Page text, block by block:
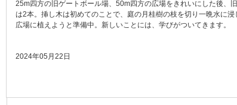
25m四方の旧ゲートボール場、50m四方の広場をきれいにした後、
は2本。挿し木は初めてのことで、庭の月桂樹の枝を切り一晩水に
広場に植えようと準備中。新しいことには、学びがついてきます。
2024年05月22日